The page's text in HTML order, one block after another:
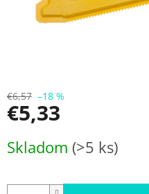
€6,57 –18 %
€5,33
cena:
Skladom (>5 ks)